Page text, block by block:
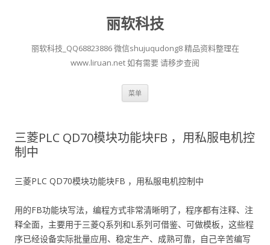
丽软科技
丽软科技_QQ68823886 微信shujuqudong8 精品资料整理在
www.liruan.net 如有需要 请移步查阅
菜单
三菱PLC QD70模块功能块FB ，用私服电机控
制中
三菱PLC QD70模块功能块FB ，用私服电机控制中
用的FB功能块写法，编程方式非常清晰明了，程序都有注释、注
释全面，主要用于三菱Q系列和L系列可借鉴、可做模板，这些程
序已经设备实际批量应用、稳定生产、成熟可靠，自己辛苦编写